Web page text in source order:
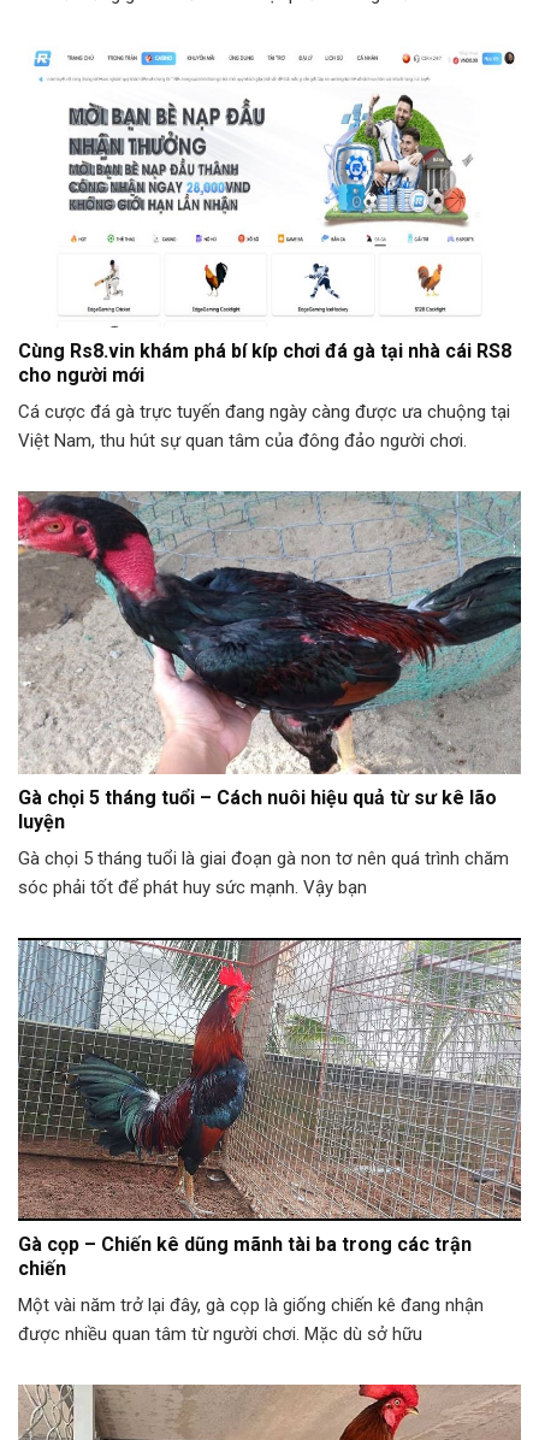
Cùng Rs8.vin khám phá bí kíp chơi đá gà tại nhà cái RS8
cho người mới
Cá cược đá gà trực tuyến đang ngày càng được ưa chuộng tại
Việt Nam, thu hút sự quan tâm của đông đảo người chơi.
Gà chọi 5 tháng tuổi – Cách nuôi hiệu quả từ sư kê lão
luyện
Gà chọi 5 tháng tuổi là giai đoạn gà non tơ nên quá trình chăm
sóc phải tốt để phát huy sức mạnh. Vậy bạn
Gà cọp – Chiến kê dũng mãnh tài ba trong các trận
chiến
Một vài năm trở lại đây, gà cọp là giống chiến kê đang nhận
được nhiều quan tâm từ người chơi. Mặc dù sở hữu